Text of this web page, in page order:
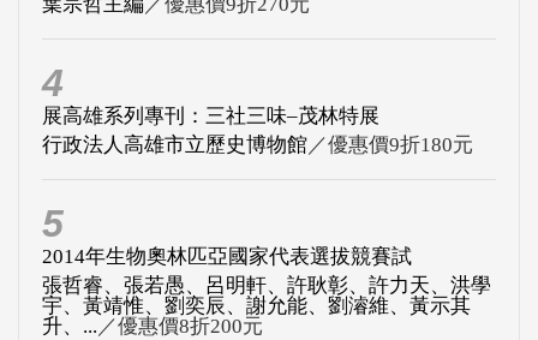
4
展高雄系列專刊：三社三味–茂林特展
行政法人高雄市立歷史博物館／優惠價9折180元
5
2014年生物奧林匹亞國家代表選拔競賽試
張哲睿、張若愚、呂明軒、許耿彰、許力天、洪學
宇、黃靖惟、劉奕辰、謝允能、劉濬維、黃示其
升、... ／優惠價8折200元